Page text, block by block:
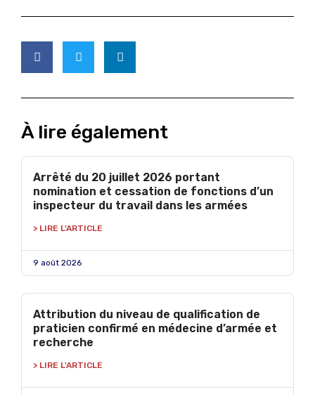
À lire également
Arrêté du 20 juillet 2026 portant
nomination et cessation de fonctions d’un
inspecteur du travail dans les armées
> LIRE L'ARTICLE
9 août 2026
Attribution du niveau de qualification de
praticien confirmé en médecine d’armée et
recherche
> LIRE L'ARTICLE